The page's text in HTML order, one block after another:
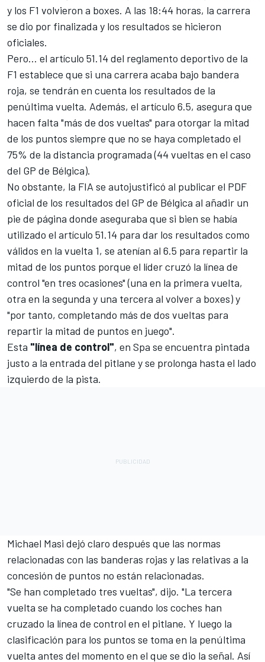
y los F1 volvieron a boxes. A las 18:44 horas, la carrera
se dio por finalizada y los resultados se hicieron
oficiales.
Pero... el artículo 51.14 del reglamento deportivo de la
F1 establece que si una carrera acaba bajo bandera
roja, se tendrán en cuenta los resultados de la
penúltima vuelta. Además, el artículo 6.5, asegura que
hacen falta "más de dos vueltas" para otorgar la mitad
de los puntos siempre que no se haya completado el
75% de la distancia programada (44 vueltas en el caso
del GP de Bélgica).
No obstante, la FIA se autojustificó al publicar el PDF
oficial de los resultados del GP de Bélgica al añadir un
pie de página donde aseguraba que si bien se había
utilizado el artículo 51.14 para dar los resultados como
válidos en la vuelta 1, se atenían al 6.5 para repartir la
mitad de los puntos porque el líder cruzó la línea de
control "en tres ocasiones" (una en la primera vuelta,
otra en la segunda y una tercera al volver a boxes) y
"por tanto, completando más de dos vueltas para
repartir la mitad de puntos en juego".
Esta "línea de control", en Spa se encuentra pintada
justo a la entrada del pitlane y se prolonga hasta el lado
izquierdo de la pista.
Michael Masi dejó claro después que las normas
relacionadas con las banderas rojas y las relativas a la
concesión de puntos no están relacionadas.
"Se han completado tres vueltas", dijo. "La tercera
vuelta se ha completado cuando los coches han
cruzado la línea de control en el pitlane. Y luego la
clasificación para los puntos se toma en la penúltima
vuelta antes del momento en el que se dio la señal. Así